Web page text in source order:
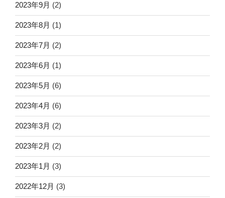
2023年9月 (2)
2023年8月 (1)
2023年7月 (2)
2023年6月 (1)
2023年5月 (6)
2023年4月 (6)
2023年3月 (2)
2023年2月 (2)
2023年1月 (3)
2022年12月 (3)